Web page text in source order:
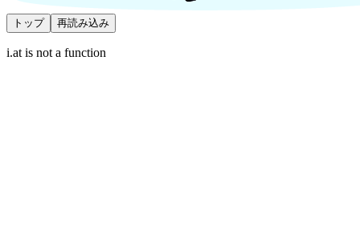
トップ 再読み込み
i.at is not a function